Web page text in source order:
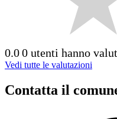
0.00 utenti hanno
Vedi tutte le valutazioni
Contatta il